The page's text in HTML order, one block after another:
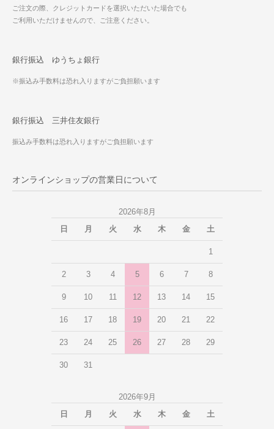
ご注文の際、クレジットカードを選択いただいた場合でも
ご利用いただけませんので、ご注意ください。
銀行振込 ゆうちょ銀行
※振込み手数料は恐れ入りますがご負担願います
銀行振込 三井住友銀行
振込み手数料は恐れ入りますがご負担願います
オンラインショップの営業日について
2026年8月
日
月 火 水 木 金 土
1
2 3 4 5 6 7 8
9 10 11 12 13 14 15
16 17 18 19 20 21 22
23 24 25 26 27 28 29
30 31
2026年9月
日
月 火 水 木 金 土